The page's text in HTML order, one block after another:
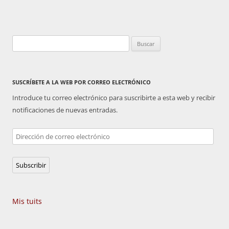
SUSCRÍBETE A LA WEB POR CORREO ELECTRÓNICO
Introduce tu correo electrónico para suscribirte a esta web y recibir
notificaciones de nuevas entradas.
Dirección
de
correo
electrónico
Subscribir
Mis tuits